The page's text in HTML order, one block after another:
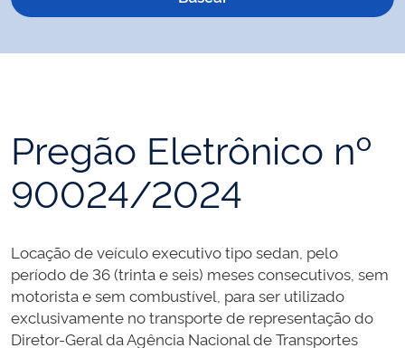
Pregão Eletrônico nº
90024/2024
Locação de veículo executivo tipo sedan, pelo
período de 36 (trinta e seis) meses consecutivos, sem
motorista e sem combustível, para ser utilizado
exclusivamente no transporte de representação do
Diretor-Geral da Agência Nacional de Transportes